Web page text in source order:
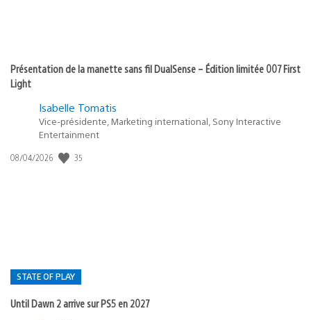
Présentation de la manette sans fil DualSense – Édition limitée 007 First
Light
Isabelle Tomatis
Vice-présidente, Marketing international, Sony Interactive
Entertainment
Date
08/04/2026 35
STATE OF PLAY
Until Dawn 2 arrive sur PS5 en 2027